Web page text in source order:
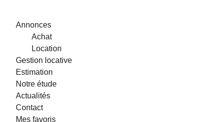
Annonces
Achat
Location
Gestion locative
Estimation
Notre étude
Actualités
Contact
Mes favoris